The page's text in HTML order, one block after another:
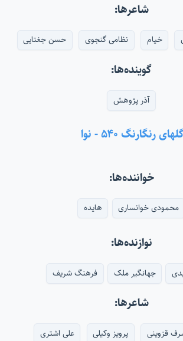
شاعرها:
خیام نظامی گنجوی حسن جغتایی
گوینده‌ها:
آذر پژوهش
رنگارنگ ۵۴۰ - نوا
خواننده‌ها:
محمودی خوانساری هایده
نوازنده‌ها:
جهانگیر ملک فرهنگ شریف
شاعرها:
قزوینی پرویز وکیلی
علی اشتری